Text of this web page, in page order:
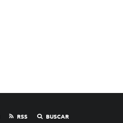
RSS BUSCAR